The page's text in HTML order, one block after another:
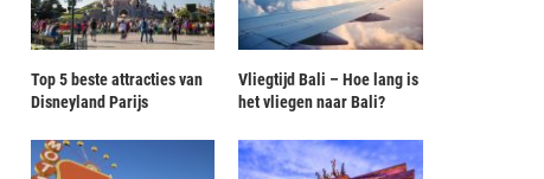
Top 5 beste attracties van
Disneyland Parijs
Vliegtijd Bali – Hoe lang is
het vliegen naar Bali?